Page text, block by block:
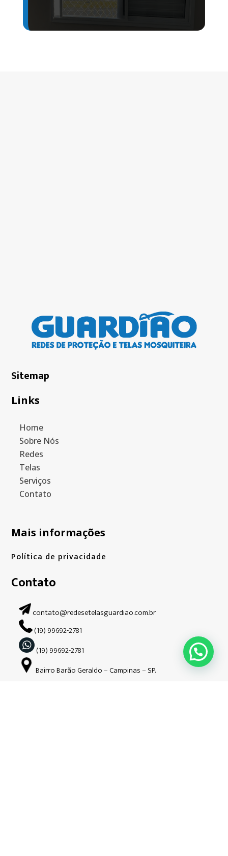
Sitemap
Links
Home
Sobre Nós
Redes
Telas
Serviços
Contato
Mais informações
Política de privacidade
Contato
contato@redesetelasguardiao.com.br
(19) 99692-2781
(19) 99692-2781
Bairro Barão Geraldo – Campinas – SP.